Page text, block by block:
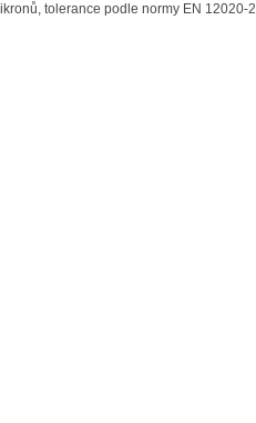
tolerance podle normy EN 12020-2